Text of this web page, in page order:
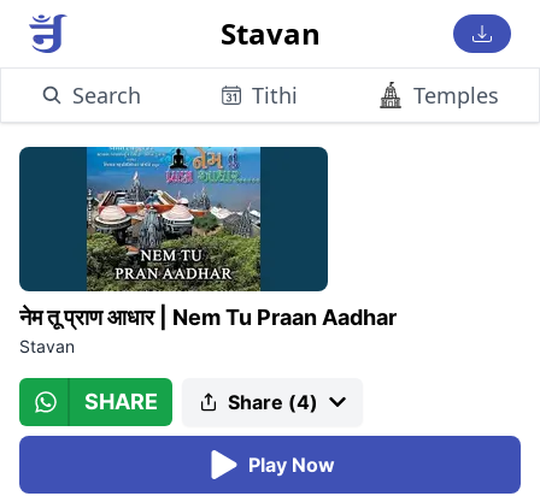
Stavan
Search Tithi Temples
नेम तू प्राण आधार| Nem Tu Praan Aadhar
Stavan
SHARE Share (4)
Play Now